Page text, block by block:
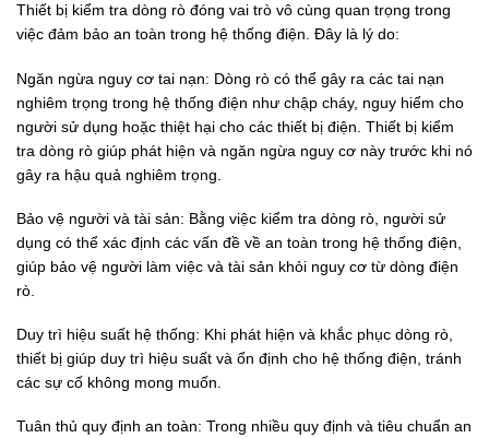
Thiết bị kiểm tra dòng rò đóng vai trò vô cùng quan trọng trong
việc đảm bảo an toàn trong hệ thống điện. Đây là lý do:
Ngăn ngừa nguy cơ tai nạn: Dòng rò có thể gây ra các tai nạn
nghiêm trọng trong hệ thống điện như chập cháy, nguy hiểm cho
người sử dụng hoặc thiệt hại cho các thiết bị điện. Thiết bị kiểm
tra dòng rò giúp phát hiện và ngăn ngừa nguy cơ này trước khi nó
gây ra hậu quả nghiêm trọng.
Bảo vệ người và tài sản: Bằng việc kiểm tra dòng rò, người sử
dụng có thể xác định các vấn đề về an toàn trong hệ thống điện,
giúp bảo vệ người làm việc và tài sản khỏi nguy cơ từ dòng điện
rò.
Duy trì hiệu suất hệ thống: Khi phát hiện và khắc phục dòng rò,
thiết bị giúp duy trì hiệu suất và ổn định cho hệ thống điện, tránh
các sự cố không mong muốn.
Tuân thủ quy định an toàn: Trong nhiều quy định và tiêu chuẩn an